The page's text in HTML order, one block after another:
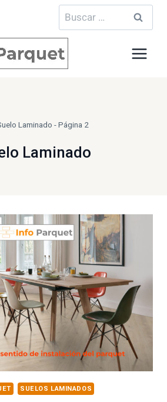
Buscar:
Laminado - Página 2
Laminado
SUELOS LAMINADOS